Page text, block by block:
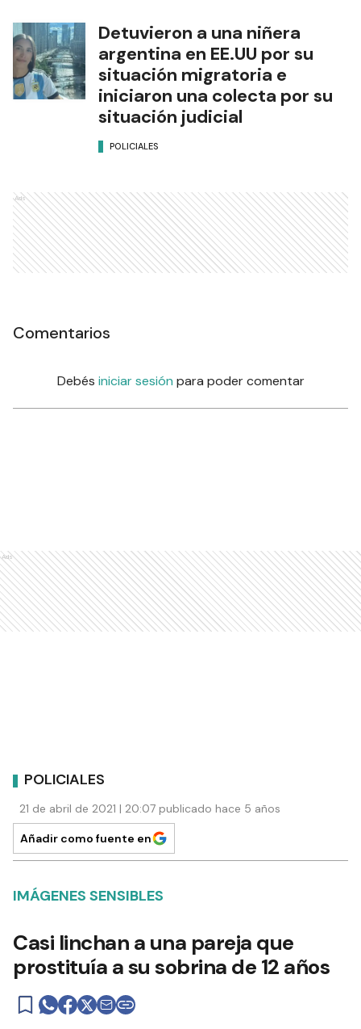
Detuvieron a una niñera
argentina en EE.UU por su
situación migratoria e
iniciaron una colecta por su
situación judicial
POLICIALES
Ads
Comentarios
Debés iniciar sesión para poder comentar
Ads
POLICIALES
21 de abril de 2021 | 20:07 publicado hace 5 años
Añadir como fuente en
IMÁGENES SENSIBLES
Casi linchan a una pareja que
prostituía a su sobrina de 12 años